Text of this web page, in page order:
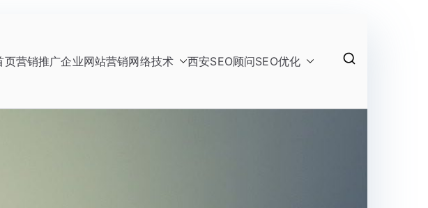
|一名网络技术
页营销推广企业网站营销网络技术 西安SEO顾问SEO优化